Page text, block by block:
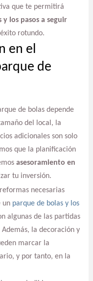
que te permitirá
y los pasos a seguir
rotundo.
en el
de
de bolas depende
del local, la
adicionales son solo
que la planificación
asesoramiento en
tu inversión.
necesarias
un parque de bolas y los
algunas de las partidas
la decoración y
marcar la
y por tanto, en la